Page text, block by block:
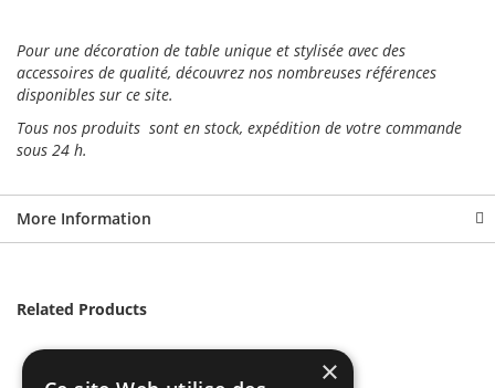
Pour une décoration de table unique et stylisée avec des
accessoires de qualité, découvrez nos nombreuses références
disponibles sur ce site.
Tous nos produits sont en stock, expédition de votre commande
sous 24 h.
More Information
Related Products
×